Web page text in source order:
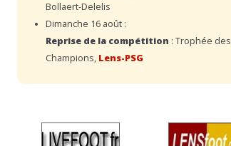
Bollaert-Delelis
Dimanche 16 août :
Reprise de la compétition : Trophée des
Champions, Lens-PSG